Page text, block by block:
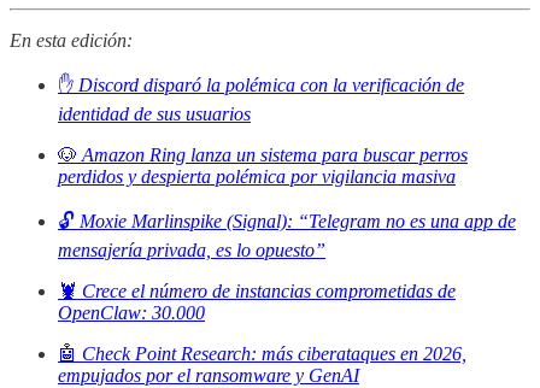
En esta edición:
✋ Discord disparó la polémica con la verificación de
identidad de sus usuarios
🐶 Amazon Ring lanza un sistema para buscar perros
perdidos y despierta polémica por vigilancia masiva
🔓 Moxie Marlinspike (Signal): “Telegram no es una app de
mensajería privada, es lo opuesto”
🦞 Crece el número de instancias comprometidas de
OpenClaw: 30.000
🤖 Check Point Research: más ciberataques en 2026,
empujados por el ransomware y GenAI